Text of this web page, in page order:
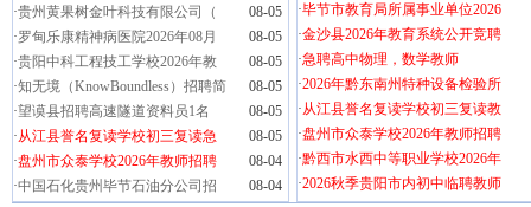
·贵州黄果树金叶科技有限公司（
08-05
·罗甸乐康精神病医院2026年08月
08-05
·贵阳中科工程技工学校2026年教
08-05
·知无境（KnowBoundless）招聘简
08-05
·望谟县招聘高速隧道资料员1名
08-05
·从江县誉名复读学校初三复读急
08-05
·盘州市众泰学校2026年教师招聘
08-04
·中国石化贵州毕节石油分公司招 08-04
·毕节市教育局所属事业单位2026
·金沙县2026年教育系统公开竞聘
·急聘高中物理，数学教师
·2026年黔东南州特种设备检验所
·从江县誉名复读学校初三复读教
·盘州市众泰学校2026年教师招聘
·黔西市水西中等职业学校2026年
·2026秋季贵阳市内初中临聘教师